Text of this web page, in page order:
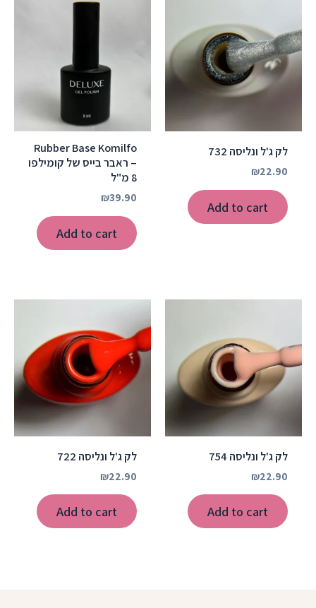
לק ג'ל ונליסה 732
₪22.90
Add to cart
Rubber Base Komilfo
– ראבר בייס של קומילפו
8 מ"ל
₪39.90
Add to cart
לק ג'ל ונליסה 754
₪22.90
Add to cart
לק ג'ל ונליסה 722
₪22.90
Add to cart